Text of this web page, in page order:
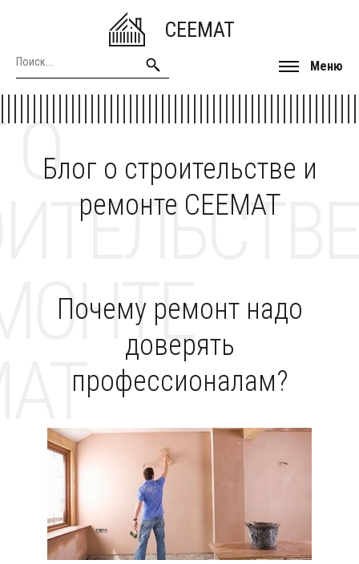
CEEMAT
Меню
Блог о строительстве и
ремонте CEEMAT
О
Почему ремонт надо
доверять
профессионалам?